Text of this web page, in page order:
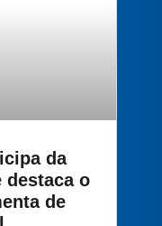
da
destaca o
de